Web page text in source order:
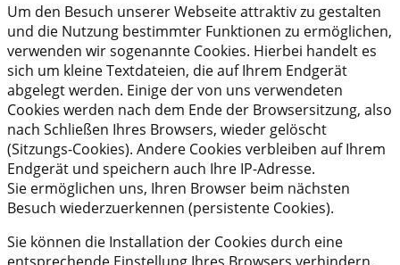
Um den Besuch unserer Webseite attraktiv zu gestalten
und die Nutzung bestimmter Funktionen zu ermöglichen,
verwenden wir sogenannte Cookies. Hierbei handelt es
sich um kleine Textdateien, die auf Ihrem Endgerät
abgelegt werden. Einige der von uns verwendeten
Cookies werden nach dem Ende der Browsersitzung, also
nach Schließen Ihres Browsers, wieder gelöscht
(Sitzungs-Cookies). Andere Cookies verbleiben auf Ihrem
Endgerät und speichern auch Ihre IP-Adresse.
Sie ermöglichen uns, Ihren Browser beim nächsten
Besuch wiederzuerkennen (persistente Cookies).
Sie können die Installation der Cookies durch eine